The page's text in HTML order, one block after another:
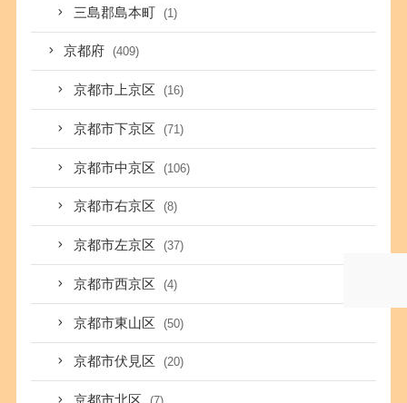
三島郡島本町 (1)
京都府 (409)
京都市上京区 (16)
京都市下京区 (71)
京都市中京区 (106)
京都市右京区 (8)
京都市左京区 (37)
京都市西京区 (4)
京都市東山区 (50)
京都市伏見区 (20)